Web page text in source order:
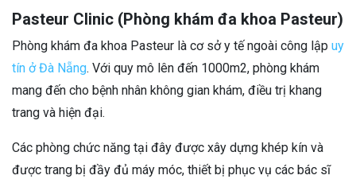
Pasteur Clinic (Phòng khám đa khoa Pasteur)
Phòng khám đa khoa Pasteur là cơ sở y tế ngoài công lập uy
tín ở Đà Nẵng. Với quy mô lên đến 1000m2, phòng khám
mang đến cho bệnh nhân không gian khám, điều trị khang
trang và hiện đại.
Các phòng chức năng tại đây được xây dựng khép kín và
được trang bị đầy đủ máy móc, thiết bị phục vụ các bác sĩ